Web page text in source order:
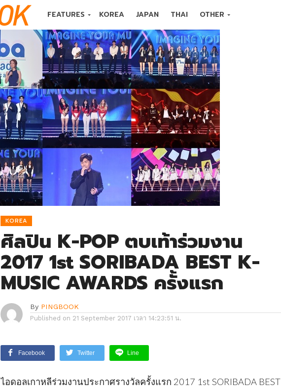
FEATURES KOREA JAPAN THAI OTHER
KOREA
ศิลปิน K-POP ตบเท้าร่วมงาน
2017 1st SORIBADA BEST K-
MUSIC AWARDS ครั้งแรก
By PINGBOOK
Published on 21 September 2017 เวลา 14:23:51 น.
Facebook Twitter Line
ไอดอลเกาหลีร่วมงานประกาศรางวัลครั้งแรก 2017 1st SORIBADA BEST